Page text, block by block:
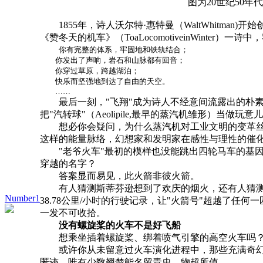
Number1
1855年，诗人沃尔特·惠特曼（WaltWhitman)开始
《赞冬天的机车》（ToaLocomotiveinWinter）一诗
你有完整的体系，牢固地和铁轨结合；
你发出了声响，岩石和山脉都有回音；
你穿过草原，跨越湖泊；
快乐而坚强地到达了自由的天空。
最后一刻，"飞翔"成为诗人不经意间流露出的朴素
把"汽转球"（Aeolipile,最早的蒸汽机雏形）当做玩意
想必你会疑问，为什么蒸汽机对工业文明的变革
这样的能量脉络，幻想家和发明家在感性与理性的催
"老爷火车"最初的模样也没能跳出四轮马车的基因
穿越的名字？
答案显而易见，此火箭非彼火箭。
有人猜测斯蒂芬逊想到了欢庆的烟火，还有人猜
38.78公里/小时的行驶记录，让"火箭号"超越了任何
一发不可收拾。
没有螺旋桨的火车不是好飞船
想乘坐插着螺旋桨、绑着喷气引擎的高空火车吗
或许你从未留意过火车演化进程中，那些充满奇幻